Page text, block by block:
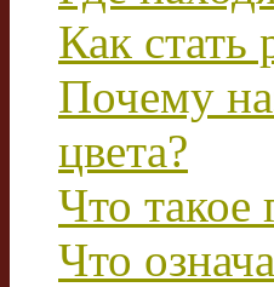
Как стать
Почему
цвета?
Что
Что